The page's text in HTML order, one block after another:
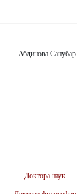
Абдинова
Доктора наук